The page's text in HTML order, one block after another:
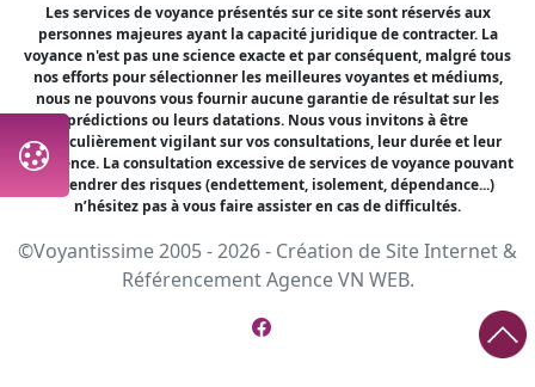
Les services de voyance présentés sur ce site sont réservés aux
personnes majeures ayant la capacité juridique de contracter. La
voyance n'est pas une science exacte et par conséquent, malgré tous
nos efforts pour sélectionner les meilleures voyantes et médiums,
nous ne pouvons vous fournir aucune garantie de résultat sur les
prédictions ou leurs datations. Nous vous invitons à être
particulièrement vigilant sur vos consultations, leur durée et leur
fréquence. La consultation excessive de services de voyance pouvant
engendrer des risques (endettement, isolement, dépendance...)
n’hésitez pas à vous faire assister en cas de difficultés.
©Voyantissime 2005 - 2026 - Création de Site Internet &
RéférencementAgence VN WEB.